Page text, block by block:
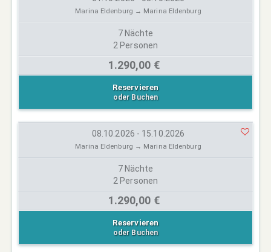
Marina Eldenburg → Marina Eldenburg
7 Nächte
2 Personen
1.290,00 €
Reservieren
oder Buchen
08.10.2026 - 15.10.2026
Marina Eldenburg → Marina Eldenburg
7 Nächte
2 Personen
1.290,00 €
Reservieren
oder Buchen